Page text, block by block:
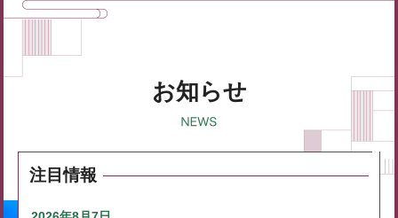
お知らせ
注目情報